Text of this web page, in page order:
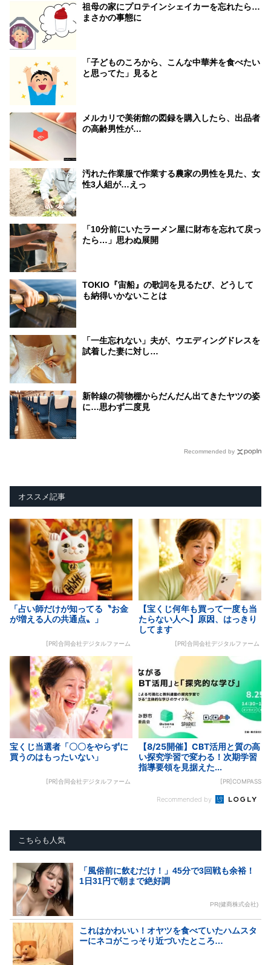
祖母の家にプロテインシェイカーを忘れたら…
まさかの事態に
「子どものころから、こんな中華丼を食べたい
と思ってた」見ると
メルカリで美術館の図録を購入したら、出品者
の高齢男性が…
汚れた作業服で作業する農家の男性を見た、女
性3人組が…えっ
「10分前にいたラーメン屋に財布を忘れて戻っ
たら…」思わぬ展開
TOKIO『宙船』の歌詞を見るたび、どうして
も納得いかないことは
「一生忘れない」夫が、ウエディングドレスを
試着した妻に対し…
新幹線の荷物棚からだんだん出てきたヤツの姿
に…思わず二度見
Recommended by
オススメ記事
「占い師だけが知ってる〝お金
が増える人の共通点〟」
[PR]合同会社デジタルファーム
【宝くじ何年も買って一度も当
たらない人へ】原因、はっきり
してます
[PR]合同会社デジタルファーム
宝くじ当選者「〇〇をやらずに
買うのはもったいない」
[PR]合同会社デジタルファーム
【8/25開催】CBT活用と質の高
い探究学習で変わる！次期学習
指導要領を見据えた...
[PR]COMPASS
Recommended by
こちらも人気
「風俗前に飲むだけ！」45分で3回戦も余裕！
1日31円で朝まで絶好調
PR(健商株式会社)
これはかわいい！オヤツを食べていたハムスタ
ーにネコがこっそり近づいたところ…